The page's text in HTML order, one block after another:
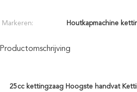
Markeren: Houtkapmachine
Productomschrijving
25cc kettingzaag Hoogste handvat